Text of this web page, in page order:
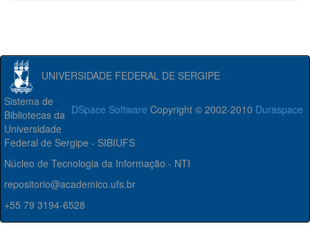
UNIVERSIDADE FEDERAL DE SERGIPE
DSpace Software Copyright © 2002-2010 Duraspace
Sistema de
Bibliotecas da
Universidade
Federal de Sergipe - SIBIUFS
Núcleo de Tecnologia da Informação - NTI
repositorio@academico.ufs.br
+55 79 3194-6528